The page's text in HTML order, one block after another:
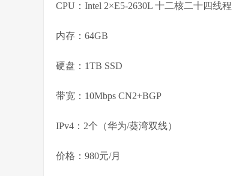
CPU：Intel 2×E5-2630L 十二核二十四线程
内存：64GB
硬盘：1TB SSD
带宽：10Mbps CN2+BGP
IPv4：2个（华为/葵湾双线）
价格：980元/月